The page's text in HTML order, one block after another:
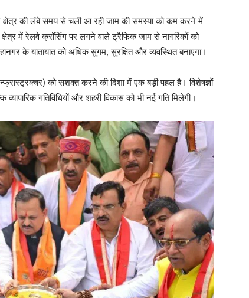
की लंबे समय से चली आ रही जाम की समस्या को कम करने में
क्षेत्र में रेलवे क्रॉसिंग पर लगने वाले ट्रैफिक जाम से नागरिकों को
के यातायात को अधिक सुगम, सुरक्षित और व्यवस्थित बनाएगा।
को सशक्त करने की दिशा में एक बड़ी पहल है। विशेषज्ञों
गतिविधियों और शहरी विकास को भी नई गति मिलेगी।